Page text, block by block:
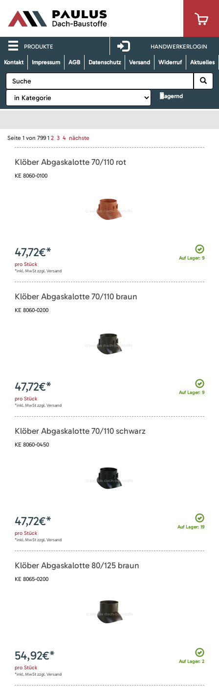
PRODUKTE HANDWERKERLOGIN
Kontakt Impressum AGB Datenschutz Versand Widerruf Aktuelles
lagernd
Seite 1 von 799 1 2 3 4 nächste
Klöber Abgaskalotte 70/110 rot
KE 8060-0100
Auf Lager: 9
47,72€*
pro Stück
*inkl. MwSt zzgl. Versand
Klöber Abgaskalotte 70/110 braun
KE 8060-0200
Auf Lager: 9
47,72€*
pro Stück
*inkl. MwSt zzgl. Versand
Klöber Abgaskalotte 70/110 schwarz
KE 8060-0450
Auf Lager: 19
47,72€*
pro Stück
*inkl. MwSt zzgl. Versand
Klöber Abgaskalotte 80/125 braun
KE 8065-0200
Auf Lager: 2
54,92€*
pro Stück
*inkl. MwSt zzgl. Versand